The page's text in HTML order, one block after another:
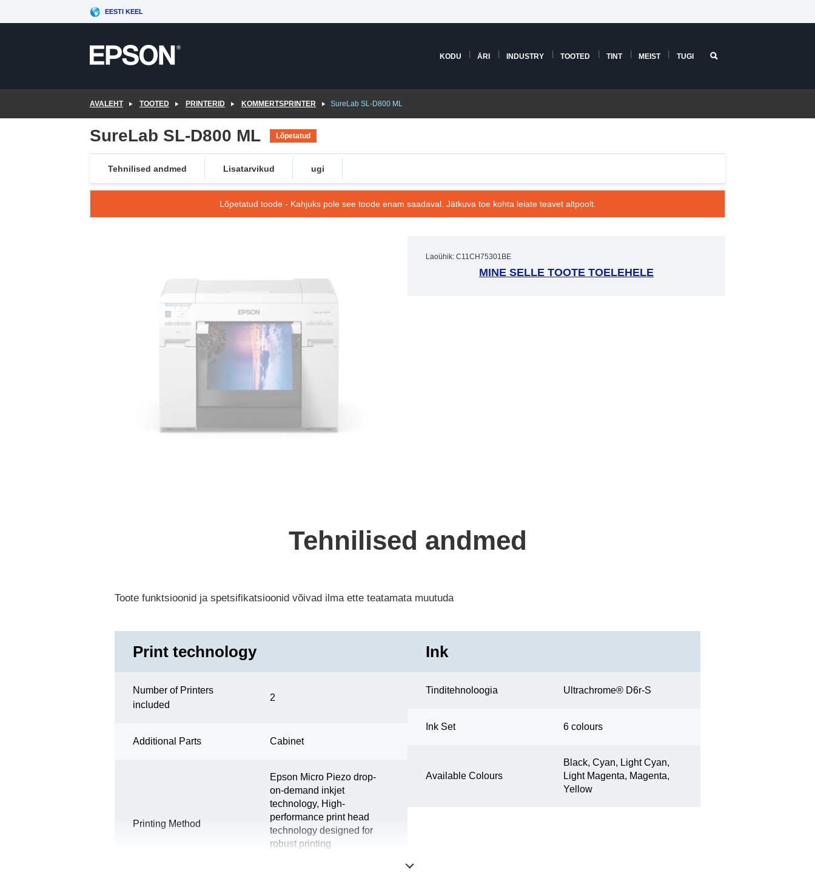
to
EESTI KEEL
KODU ÄRI INDUSTRY TOOTED TINT MEIST TUGI
AVALEHT TOOTED PRINTERID KOMMERTSPRINTER SureLab SL-D800 ML
SureLab SL-D800 ML Lõpetatud
Tehnilised andmed Lisatarvikud ugi
Lõpetatud toode - Kahjuks pole see toode enam saadaval. Jätkuva toe kohta leiate teavet altpoolt.
Laoühik: C11CH75301BE
MINE SELLE TOOTE TOELEHELE
Tehnilised andmed
Toote funktsioonid ja spetsifikatsioonid võivad ilma ette teatamata muutuda
Print technology
Number of Printers
included
2
Additional Parts Cabinet
Printing Method
Epson Micro Piezo drop-
on-demand inkjet
technology, High-
performance print head
technology designed for
robust printing
Ink
Tinditehnoloogia Ultrachrome® D6r-S
Ink Set 6 colours
Available Colours
Black, Cyan, Light Cyan,
Light Magenta, Magenta,
Yellow